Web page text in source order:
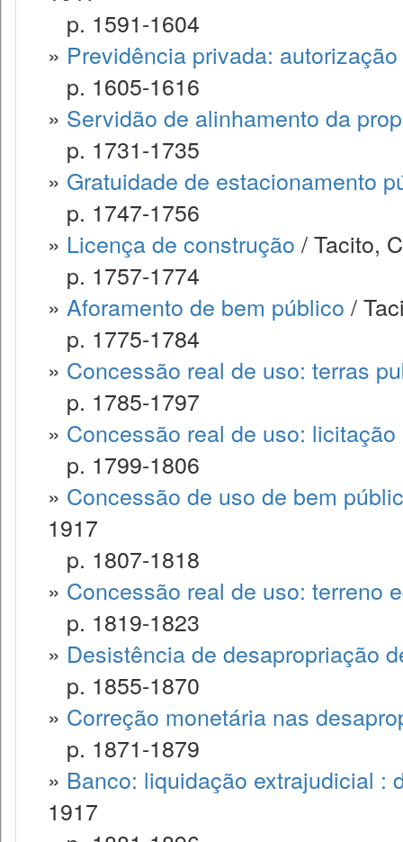
p. 1591-1604
» Previdência privada:
p. 1605-1616
» Servidão de alinhamento da
p. 1731-1735
» Gratuidade de estacionamento
p. 1747-1756
» Licença de construção / Tacito,
p. 1757-1774
» Aforamento de bem público /
p. 1775-1784
» Concessão real de uso: terras
p. 1785-1797
» Concessão real de uso: licitação
p. 1799-1806
» Concessão de uso de bem
1917
p. 1807-1818
» Concessão real de uso: terreno
p. 1819-1823
» Desistência de desapropriação
p. 1855-1870
» Correção monetária nas
p. 1871-1879
» Banco: liquidação extrajudicial :
1917